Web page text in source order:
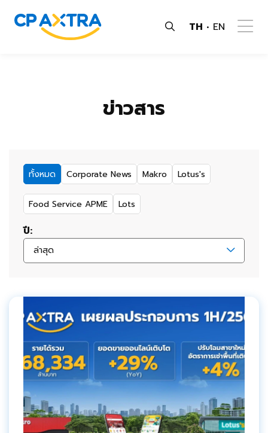
TH EN
ข่าวสาร
ทั้งหมด Corporate News Makro Lotus's
Food Service APME Lots
ปี:
ล่าสุด